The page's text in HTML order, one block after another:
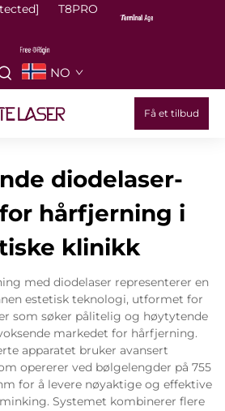
T8PRO
NO
Få et tilbud
diodelaser-
hårfjerning i
klinikk
med diodelaser representerer en
estetisk teknologi, utformet for
som søker pålitelig og høytytende
markedet for hårfjerning.
apparatet bruker avansert
opererer ved bølgelengder på 755
for å levere nøyaktige og effektive
Systemet kombinerer flere